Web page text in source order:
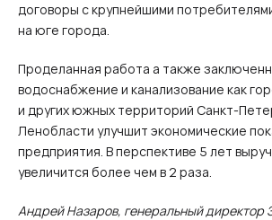
договоры с крупнейшими
на юге города.
Проделанная работа а также
водоснабжение и канализование как
и других южных территорий Санкт-
Ленобласти улучшит экономические
предприятия. В перспективе 5 лет
увеличится более чем в 2 раза.
Андрей Назаров, генеральный директор